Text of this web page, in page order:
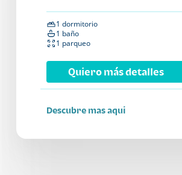
1 dormitorio
1 baño
1 parqueo
Quiero más detalles
Descubre mas aqui